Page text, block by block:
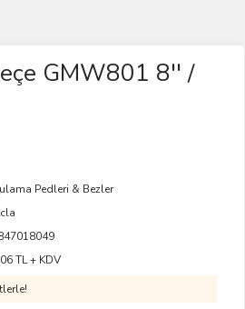
GMW801 8'' /
Pedleri & Bezler
TL + KDV